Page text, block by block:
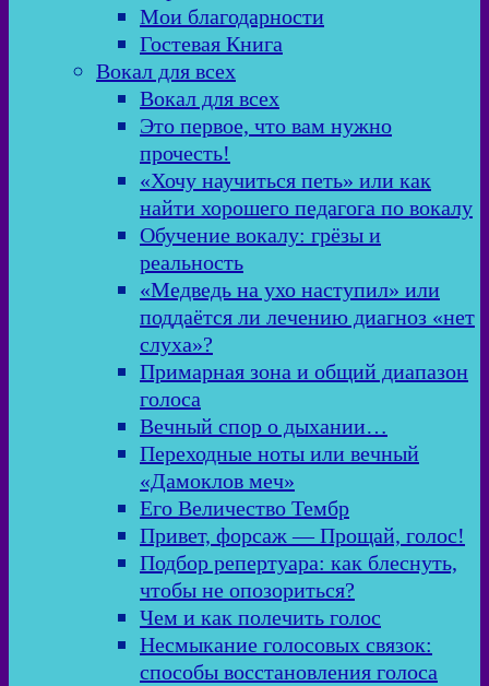
Мои благодарности
Гостевая Книга
Вокал для всех
Вокал для всех
Это первое, что вам нужно
прочесть!
«Хочу научиться петь» или как
найти хорошего педагога по вокалу
Обучение вокалу: грёзы и
реальность
«Медведь на ухо наступил» или
поддаётся ли лечению диагноз «нет
слуха»?
Примарная зона и общий диапазон
голоса
Вечный спор о дыхании…
Переходные ноты или вечный
«Дамоклов меч»
Его Величество Тембр
Привет, форсаж — Прощай, голос!
Подбор репертуара: как блеснуть,
чтобы не опозориться?
Чем и как полечить голос
Несмыкание голосовых связок:
способы восстановления голоса